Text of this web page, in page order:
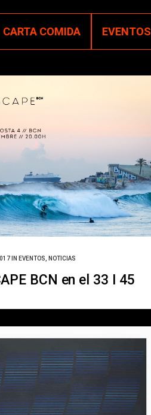
CARTA COMIDA EVENTOS
IN EVENTOS NOTICIAS
BCN en el 33 I 45